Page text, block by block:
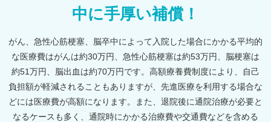
中に手厚い補償！
がん、急性心筋梗塞、脳卒中によって入院した場合にかかる平均的
な医療費はがんは約30万円、急性心筋梗塞は約53万円、脳梗塞は
約51万円、脳出血は約70万円です。高額療養費制度により、自己
負担額が軽減されることもありますが、先進医療を利用する場合な
どには医療費が高額になります。また、退院後に通院治療が必要と
なるケースも多く、通院時にかかる治療費や交通費などを含める